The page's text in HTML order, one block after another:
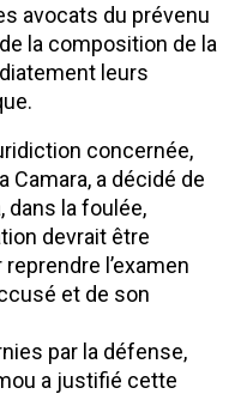
avocats du prévenu
la composition de la
leurs
concernée,
Camara, a décidé de
dans la foulée,
devrait être
l’examen
et de son
par la défense,
a justifié cette